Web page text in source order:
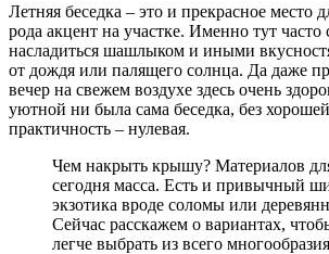
Летняя беседка – это и прекрасное место
рода акцент на участке. Именно тут
насладиться шашлыком и иными
от дождя или палящего солнца. Да даже
вечер на свежем воздухе здесь очень
уютной ни была сама беседка, без
практичность – нулевая.
Чем накрыть крышу? Материалов
сегодня масса. Есть и привычный
экзотика вроде соломы или
Сейчас расскажем о вариантах,
легче выбрать из всего